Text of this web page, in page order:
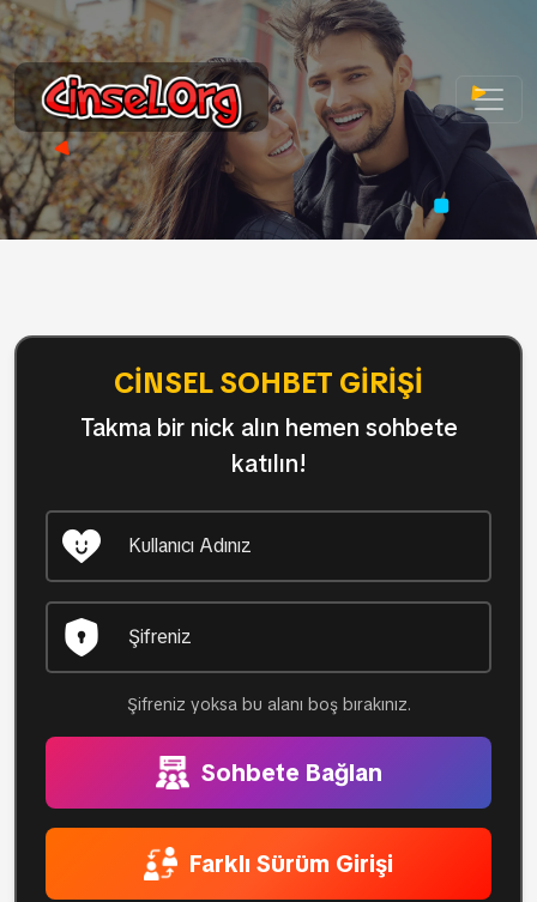
CINSEL SOHBET GIRIŞI
Takma bir nick alın hemen sohbete
katılın!
Şifreniz yoksa bu alanı boş bırakınız.
Sohbete Bağlan
Farklı Sürüm Girişi